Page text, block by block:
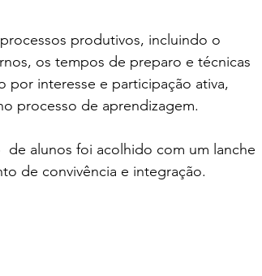
produtivos, incluindo o
os tempos de preparo e técnicas
por interesse e participação ativa,
processo de aprendizagem.
de alunos foi acolhido com um lanche
de convivência e integração.